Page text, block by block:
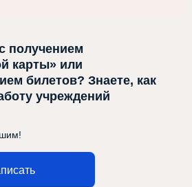
получением
карты» или
билетов? Знаете, как
учреждений